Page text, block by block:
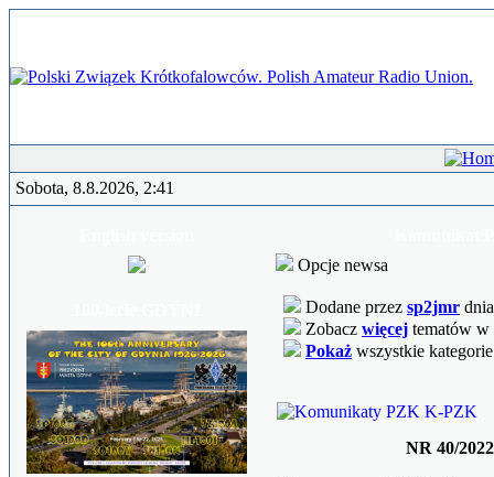
Sobota, 8.8.2026, 2:41
Opcje newsa
Dodane przez sp2jmr
Zobacz więcej tematów w
Pokaż wszystkie
NR 40/